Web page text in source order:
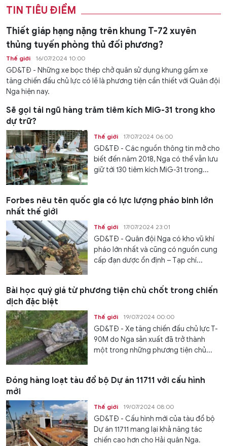
TIN TIÊU ĐIỂM
Thiết giáp hạng nặng trên khung T-72 xuyên
thủng tuyến phòng thủ đối phương?
Thế giới 16/07/2024 10:00
GD&TĐ - Những xe bọc thép chở quân sử dụng khung gầm xe
tăng chiến đấu chủ lực có lẽ là phương tiện cần thiết với Quân đội
Nga hiện nay.
Sẽ gọi tái ngũ hàng trăm tiêm kích MiG-31 trong kho
dự trữ?
Thế giới 17/07/2024 06:00
GD&TĐ - Các nguồn thông tin mở cho
biết đến năm 2018, Nga có thể vẫn lưu
giữ tới 130 tiêm kích MiG-31 trong...
Forbes nêu tên quốc gia có lực lượng pháo binh lớn
nhất thế giới
Thế giới 17/07/2024 23:01
GD&TĐ - Quân đội Nga có kho vũ khí
pháo lớn nhất và cũng có nguồn cung
cấp đạn dược ổn định – Tạp chí...
Bài học quý giá từ phương tiện chủ chốt trong chiến
dịch đặc biệt
Thế giới 19/07/2024 00:00
GD&TĐ - Xe tăng chiến đấu chủ lực T-
90M do Nga sản xuất đã trở thành
một trong những phương tiện chủ...
Đóng hàng loạt tàu đổ bộ Dự án 11711 với cấu hình
mới
Thế giới 19/07/2024 08:00
GD&TĐ - Cấu hình mới của tàu đổ bộ
Dự án 11711 mang lại khả năng tác
chiến cao hơn cho Hải quân Nga.